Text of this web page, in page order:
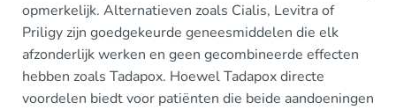
opmerkelijk. Alternatieven zoals Cialis, Levitra of
Priligy zijn goedgekeurde geneesmiddelen die elk
afzonderlijk werken en geen gecombineerde effecten
hebben zoals Tadapox. Hoewel Tadapox directe
voordelen biedt voor patiënten die beide aandoeningen